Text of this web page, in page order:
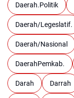
Daerah.Politik
Daerah/Legeslatif.
Daerah/Nasional
DaerahPemkab.
Darah Darrah